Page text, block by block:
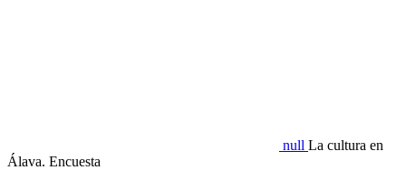
null La cultura en
Álava. Encuesta